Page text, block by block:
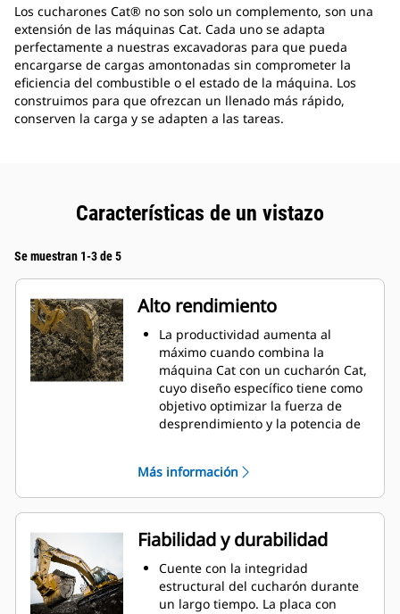
Los cucharones Cat® no son solo un complemento, son una
extensión de las máquinas Cat. Cada uno se adapta
perfectamente a nuestras excavadoras para que pueda
encargarse de cargas amontonadas sin comprometer la
eficiencia del combustible o el estado de la máquina. Los
construimos para que ofrezcan un llenado más rápido,
conserven la carga y se adapten a las tareas.
Características de un vistazo
Se muestran 1-3 de 5
Alto rendimiento
La productividad aumenta al
máximo cuando combina la
máquina Cat con un cucharón Cat,
cuyo diseño específico tiene como
objetivo optimizar la fuerza de
desprendimiento y la potencia de
radio mejora el flujo de material
hacia el cucharón. El espacio libre
del talón agregado asegura que la
parte inferior del cucharón no se
arrastre, lo que reduce los costos
de mantenimiento.
El consumo de combustible
alcanza el punto máximo durante
Más información
Fiabilidad y durabilidad
Cuente con la integridad
estructural del cucharón durante
un largo tiempo. La placa con